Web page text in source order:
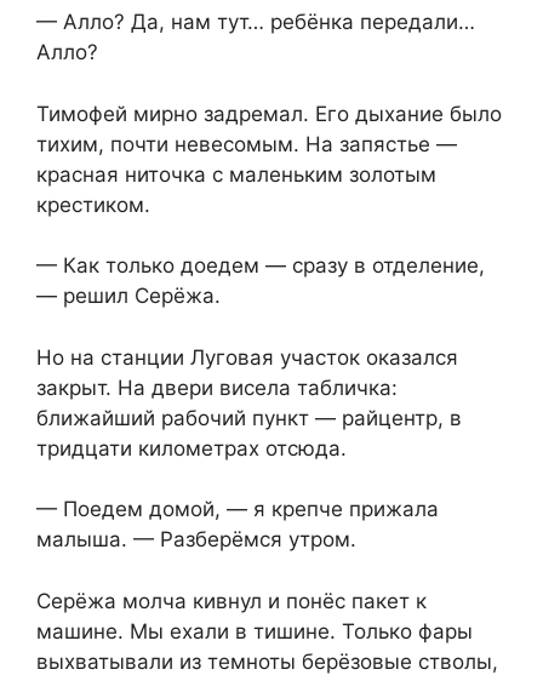
— Алло? Да, нам тут… ребёнка передали…
Алло?
Тимофей мирно задремал. Его дыхание было
тихим, почти невесомым. На запястье —
красная ниточка с маленьким золотым
крестиком.
— Как только доедем — сразу в отделение,
— решил Серёжа.
Но на станции Луговая участок оказался
закрыт. На двери висела табличка:
ближайший рабочий пункт — райцентр, в
тридцати километрах отсюда.
— Поедем домой, — я крепче прижала
малыша. — Разберёмся утром.
Серёжа молча кивнул и понёс пакет к
машине. Мы ехали в тишине. Только фары
выхватывали из темноты берёзовые стволы,